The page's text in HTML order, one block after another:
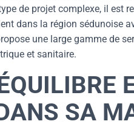
de projet complexe, il est
dans la région sédunoise
une large gamme de
et sanitaire.
SA